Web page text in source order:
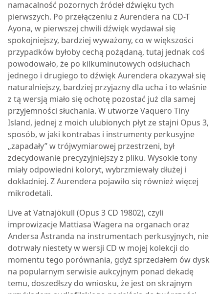
namacalność pozornych źródeł dźwięku tych
pierwszych. Po przełączeniu z Aurendera na CD-T
Ayona, w pierwszej chwili dźwięk wydawał się
spokojniejszy, bardziej wyważony, co w większości
przypadków byłoby cechą pożądaną, tutaj jednak coś
powodowało, że po kilkuminutowych odsłuchach
jednego i drugiego to dźwięk Aurendera okazywał się
naturalniejszy, bardziej przyjazny dla ucha i to właśnie
z tą wersją miało się ochotę pozostać już dla samej
przyjemności słuchania. W utworze Vaquero Tiny
Island, jednej z moich ulubionych płyt ze stajni Opus 3,
sposób, w jaki kontrabas i instrumenty perkusyjne
„zapadały” w trójwymiarowej przestrzeni, był
zdecydowanie precyzyjniejszy z pliku. Wysokie tony
miały odpowiedni koloryt, wybrzmiewały dłużej i
dokładniej. Z Aurendera pojawiło się również więcej
mikrodetali.
Live at Vatnajökull (Opus 3 CD 19802), czyli
improwizacje Mattiasa Wagera na organach oraz
Andersa Åstranda na instrumentach perkusyjnych, nie
dotrwały niestety w wersji CD w mojej kolekcji do
momentu tego porównania, gdyż sprzedałem ów dysk
na popularnym serwisie aukcyjnym ponad dekadę
temu, doszedłszy do wniosku, że jest on skrajnym